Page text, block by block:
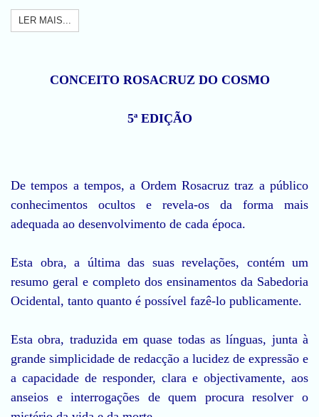
LER MAIS...
CONCEITO ROSACRUZ DO COSMO
5ª EDIÇÃO
De tempos a tempos, a Ordem Rosacruz traz a público
conhecimentos ocultos e revela-os da forma mais
adequada ao desenvolvimento de cada época.
Esta obra, a última das suas revelações, contém um
resumo geral e completo dos ensinamentos da Sabedoria
Ocidental, tanto quanto é possível fazê-lo publicamente.
Esta obra, traduzida em quase todas as línguas, junta à
grande simplicidade de redacção a lucidez de expressão e
a capacidade de responder, clara e objectivamente, aos
anseios e interrogações de quem procura resolver o